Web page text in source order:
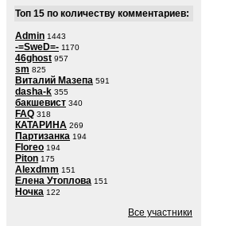
Топ 15 по количеству комментариев:
Admin 1443
-=SweD=- 1170
46ghost 957
sm 825
Виталий Мазепа 591
dasha-k 355
бакшевист 340
FAQ 318
КАТАРИНА 269
Партизанка 194
Floreo 194
Piton 175
Alexdmm 151
Елена Утоплова 151
Ночка 122
Все участники